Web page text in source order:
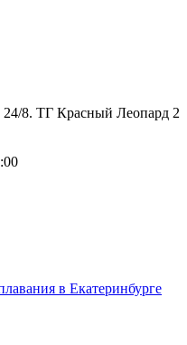
24/8. ТГ Красный Леопард 2